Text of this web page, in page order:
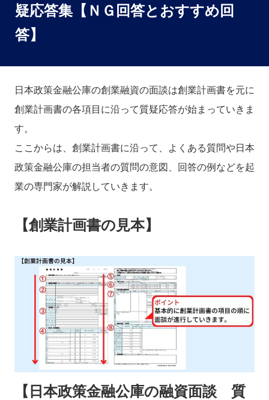
疑応答集【ＮＧ回答とおすすめ回
答】
日本政策金融公庫の創業融資の面談は創業計画書を元に
創業計画書の各項目に沿って質疑応答が始まっていきま
す。
ここからは、創業計画書に沿って、よくある質問や日本
政策金融公庫の担当者の質問の意図、回答の例などを起
業の専門家が解説していきます。
【創業計画書の見本】
【日本政策金融公庫の融資面談 質